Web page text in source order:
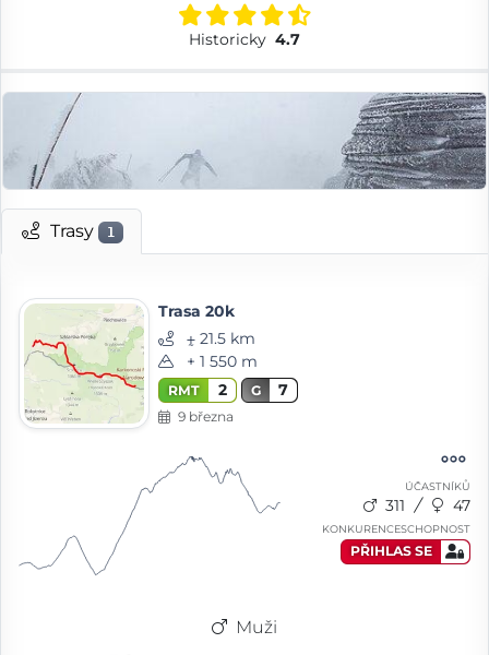
Historicky 4.7
Trasy 1
Trasa 20k
⨦ 21.5 km
+ 1 550 m
RMT 2 G 7
9 března
ÚČASTNÍKŮ
311 47
KONKURENCESCHOPNOST
PŘIHLAS SE
Muži